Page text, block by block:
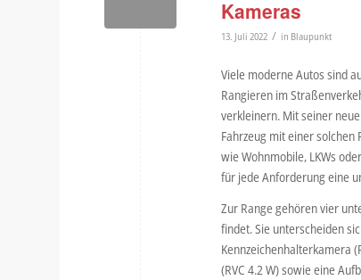
Kameras
13. Juli 2022 / in Blaupunkt
Viele moderne Autos sind
Rangieren im
verkleinern. Mit seiner
Fahrzeug mit einer solchen
wie Wohnmobile, LKWs
für jede Anforderung eine
Zur Range gehören vier
findet. Sie unterscheiden
Kennzeichenhalterkamera
(RVC 4.2 W) sowie eine